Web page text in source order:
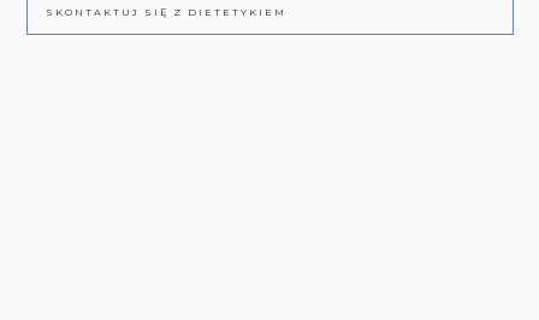
SKONTAKTUJ SIĘ Z DIETETYKIEM